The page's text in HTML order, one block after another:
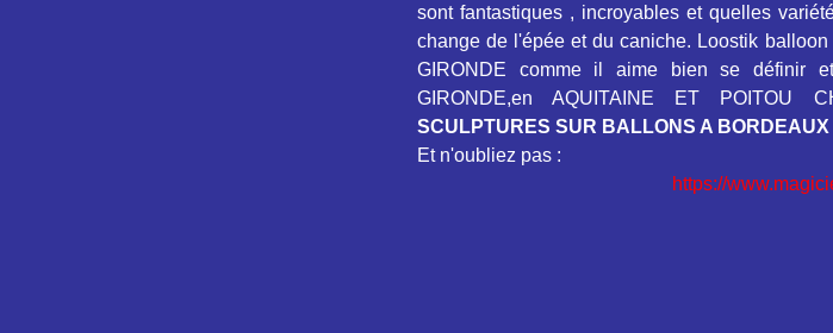
sont fantastiques , incroyables et quelles
change de l'épée et du caniche. Loostik
GIRONDE comme il aime bien se définir
GIRONDE,en AQUITAINE ET POITOU
SCULPTURES SUR BALLONS A
Et n'oubliez pas :
https://